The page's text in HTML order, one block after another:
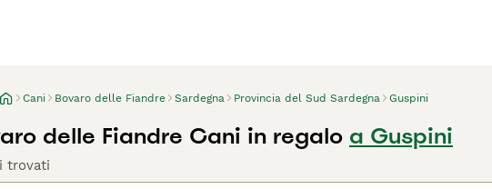
Cani Bovaro delle Fiandre Sardegna Provincia del Sud Sardegna Guspini
delle Fiandre Cani in regalo a Guspini
trovati